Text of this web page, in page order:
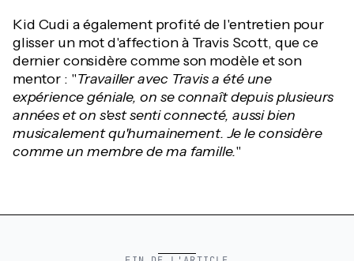
Kid Cudi a également profité de l'entretien pour
glisser un mot d'affection à Travis Scott, que ce
dernier considère comme son modèle et son
mentor : "Travailler avec Travis a été une
expérience géniale, on se connaît depuis plusieurs
années et on s'est senti connecté, aussi bien
musicalement qu'humainement. Je le considère
comme un membre de ma famille."